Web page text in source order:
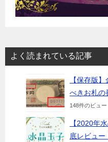
よく読まれている記事
【保存版
べきお札の
148件のビュー
【2020年
底レビュー